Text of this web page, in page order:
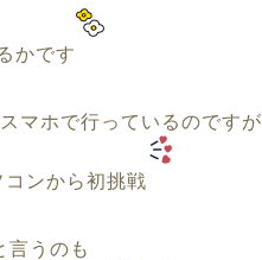
かです
マホで行っているのですが
ンから初挑戦
言うのも